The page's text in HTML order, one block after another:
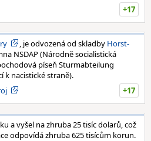
+17
, je odvozená od skladby Horst-
NSDAP (Národně socialistická
píseň Sturmabteilung
k nacistické straně).
+17
a vyšel na zhruba 25 tisíc dolarů, což
odpovídá zhruba 625 tisícům korun.